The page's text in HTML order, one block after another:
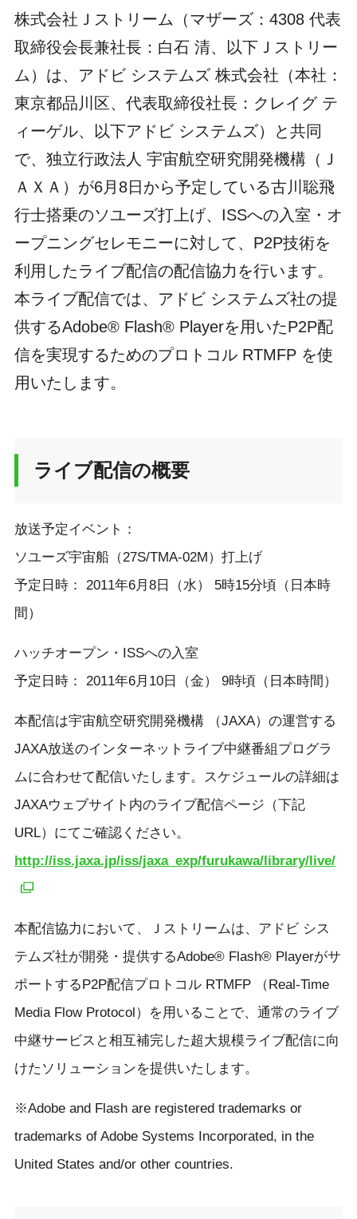
株式会社Ｊストリーム（マザーズ：4308 代表
取締役会長兼社長：白石 清、以下Ｊストリー
ム）は、アドビ システムズ 株式会社（本社：
東京都品川区、代表取締役社長：クレイグ テ
ィーゲル、以下アドビ システムズ）と共同
で、独立行政法人 宇宙航空研究開発機構（Ｊ
ＡＸＡ）が6月8日から予定している古川聡飛
行士搭乗のソユーズ打上げ、ISSへの入室・オ
ープニングセレモニーに対して、P2P技術を
利用したライブ配信の配信協力を行います。
本ライブ配信では、アドビ システムズ社の提
供するAdobe® Flash® Playerを用いたP2P配
信を実現するためのプロトコル RTMFP を使
用いたします。
ライブ配信の概要
放送予定イベント：
ソユーズ宇宙船（27S/TMA-02M）打上げ
予定日時： 2011年6月8日（水） 5時15分頃（日本時
間）
ハッチオープン・ISSへの入室
予定日時： 2011年6月10日（金） 9時頃（日本時間）
本配信は宇宙航空研究開発機構 （JAXA）の運営する
JAXA放送のインターネットライブ中継番組プログラ
ムに合わせて配信いたします。スケジュールの詳細は
JAXAウェブサイト内のライブ配信ページ（下記
URL）にてご確認ください。
http://iss.jaxa.jp/iss/jaxa_exp/furukawa/library/live/
本配信協力において、Ｊストリームは、アドビ シス
テムズ社が開発・提供するAdobe® Flash® Playerがサ
ポートするP2P配信プロトコル RTMFP （Real-Time
Media Flow Protocol）を用いることで、通常のライブ
中継サービスと相互補完した超大規模ライブ配信に向
けたソリューションを提供いたします。
※Adobe and Flash are registered trademarks or
trademarks of Adobe Systems Incorporated, in the
United States and/or other countries.